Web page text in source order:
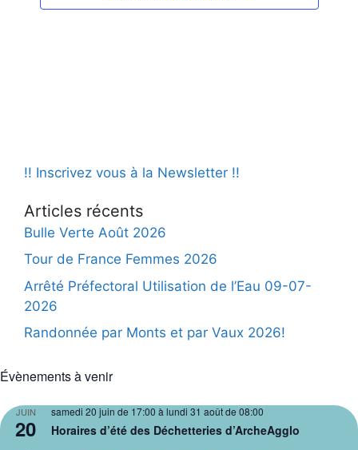
!! Inscrivez vous à la Newsletter !!
Articles récents
Bulle Verte Août 2026
Tour de France Femmes 2026
Arrêté Préfectoral Utilisation de l’Eau 09-07-
2026
Randonnée par Monts et par Vaux 2026!
Évènements à venir
JUIN
20
samedi 20 juin de 17:00 à lundi 31 août de 08:00
Horaires d’été des Déchetteries d’ArcheAgglo